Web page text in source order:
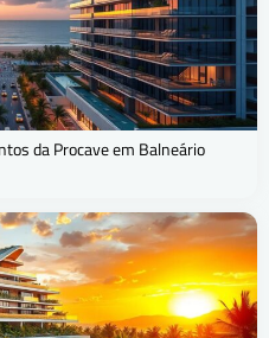
da Procave em Balneário